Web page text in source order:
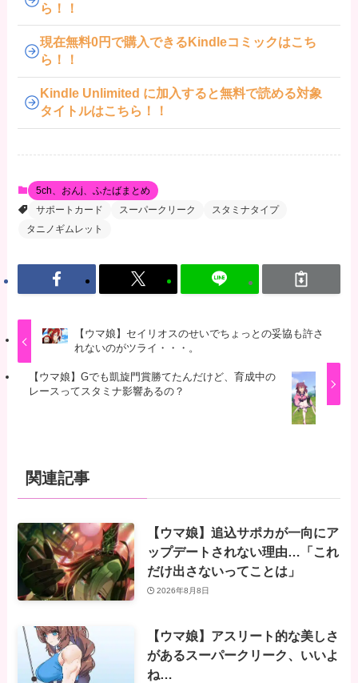
ら！！
現在無料0円で購入できるKindleコミックはこち
ら！！
Kindle Unlimited に加入すると無料で読める対象
タイトルはこちら！！
5ch、おんj、ふたばまとめ
サポートカード
スーパークリーク
スタミナタイプ
タニノギムレット
【ウマ娘】セイリオスのせいでちょっとの妥協も許さ
れないのがツライ・・・。
【ウマ娘】Gでも凱旋門賞勝てたんだけど、育成中の
レースってスタミナ影響あるの？
関連記事
【ウマ娘】追込サポカが一向にア
ップデートされない理由…「これ
だけ出さないってことは」
2026年8月8日
【ウマ娘】アスリート的な美しさ
があるスーパークリーク、いいよ
ね…